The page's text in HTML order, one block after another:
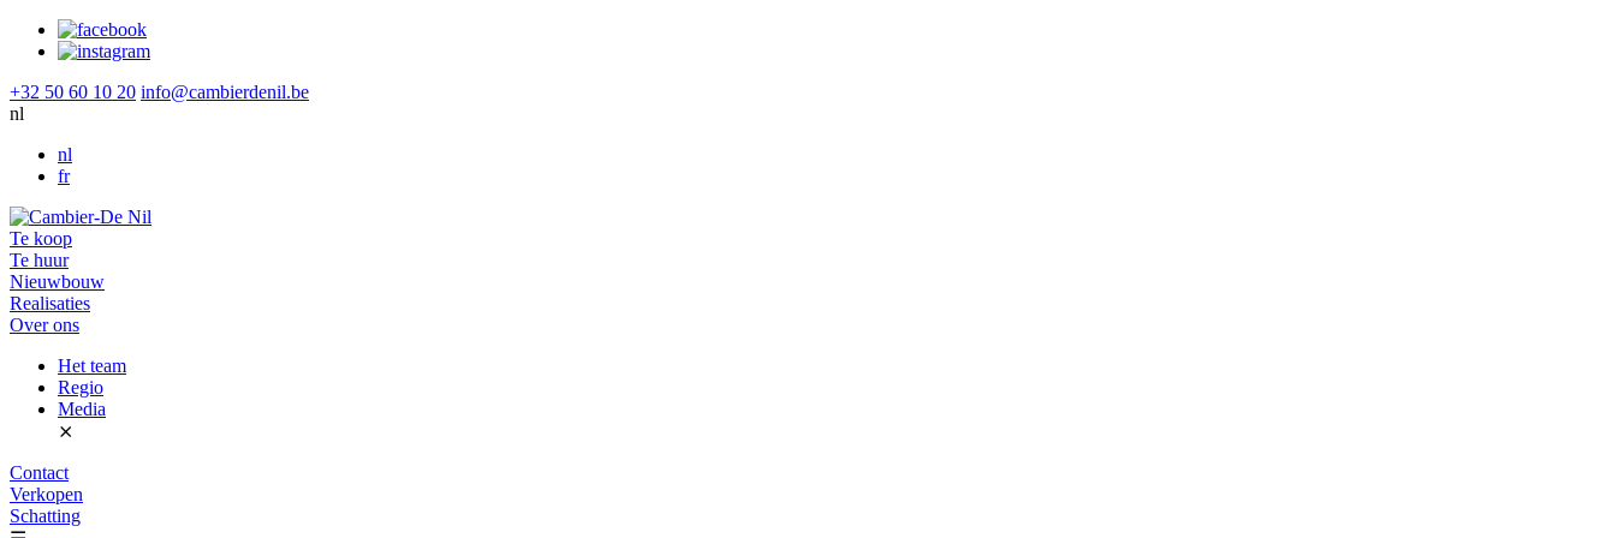
+32 50 60 10 20 info@cambierdenil.be
nl
nl
fr
Te koop
Te huur
Nieuwbouw
Realisaties
Over ons
Het team
Regio
Media
⨯
Contact
Verkopen
Schatting